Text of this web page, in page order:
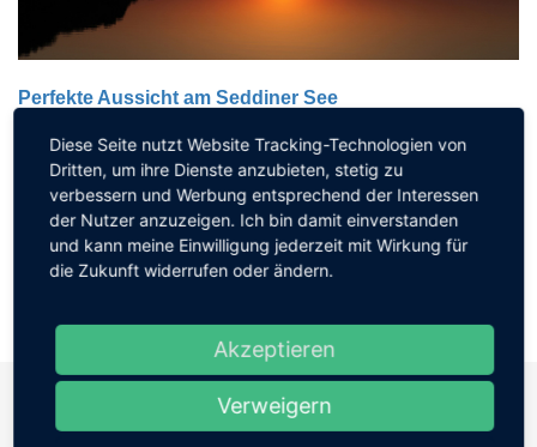
Perfekte Aussicht am Seddiner See
Wie bereits im April 2014 hatte ich auch im Oktober 2018 eine
perfekte Aussicht über
Diese Seite nutzt Website Tracking-Technologien von
Dritten, um ihre Dienste anzubieten, stetig zu
verbessern und Werbung entsprechend der Interessen
der Nutzer anzuzeigen. Ich bin damit einverstanden
und kann meine Einwilligung jederzeit mit Wirkung für
die Zukunft widerrufen oder ändern.
Akzeptieren
Verweigern